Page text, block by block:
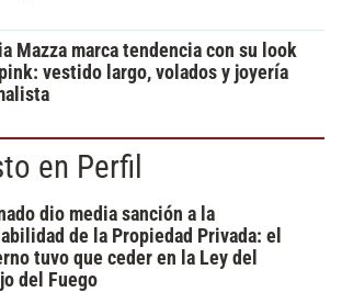
Mazza marca tendencia con su look
vestido largo, volados y joyería
en Perfil
dio media sanción a la
de la Propiedad Privada: el
tuvo que ceder en la Ley del
del Fuego